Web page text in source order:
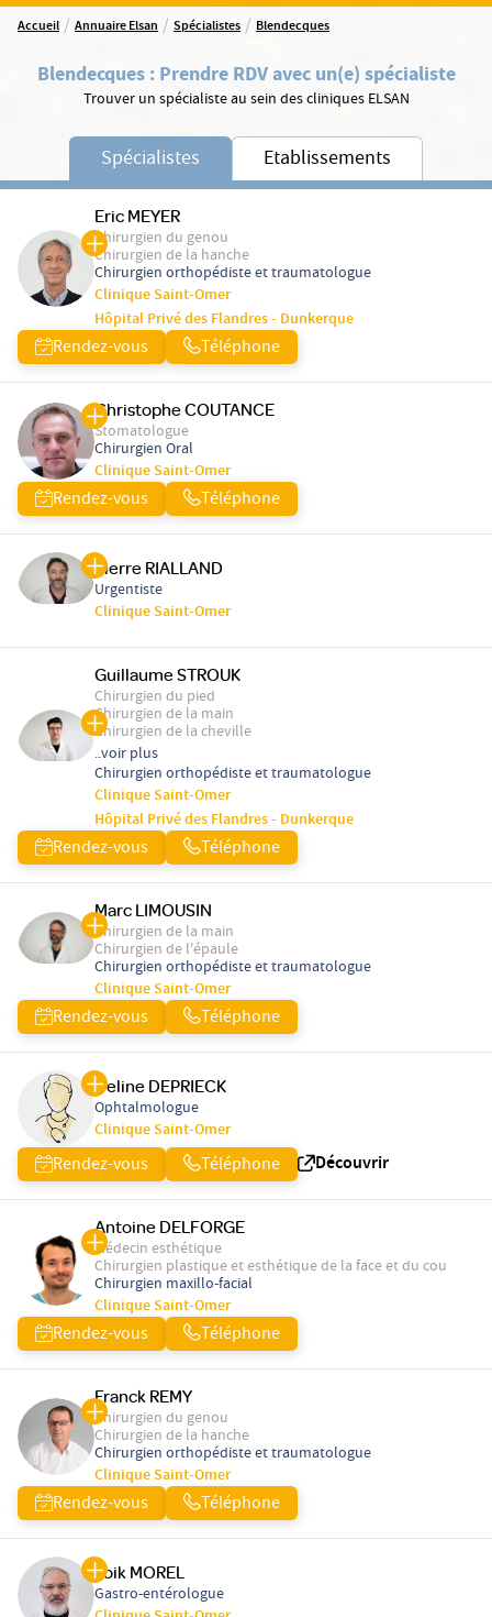
Accueil / Annuaire Elsan / Spécialistes / Blendecques
Blendecques: Prendre RDV avec un(e) spécialiste
Trouver un spécialiste au sein des cliniques ELSAN
Spécialistes Etablissements
Eric MEYER
Chirurgien du genou
Chirurgien de la hanche
Chirurgien orthopédiste et traumatologue
Clinique Saint-Omer
Hôpital Privé des Flandres - Dunkerque
Rendez-vous Téléphone
Christophe COUTANCE
Stomatologue
Chirurgien Oral
Clinique Saint-Omer
Rendez-vous Téléphone
Pierre RIALLAND
Urgentiste
Clinique Saint-Omer
Guillaume STROUK
Chirurgien du pied
Chirurgien de la main
Chirurgien de la cheville
..voir plus
Chirurgien orthopédiste et traumatologue
Clinique Saint-Omer
Hôpital Privé des Flandres - Dunkerque
Rendez-vous Téléphone
Marc LIMOUSIN
Chirurgien de la main
Chirurgien de l'épaule
Chirurgien orthopédiste et traumatologue
Clinique Saint-Omer
Rendez-vous Téléphone
Celine DEPRIECK
Ophtalmologue
Clinique Saint-Omer
Rendez-vous Téléphone Découvrir
Antoine DELFORGE
Médecin esthétique
Chirurgien plastique et esthétique de la face et du cou
Chirurgien maxillo-facial
Clinique Saint-Omer
Rendez-vous Téléphone
Franck REMY
Chirurgien du genou
Chirurgien de la hanche
Chirurgien orthopédiste et traumatologue
Clinique Saint-Omer
Rendez-vous Téléphone
Loik MOREL
Gastro-entérologue